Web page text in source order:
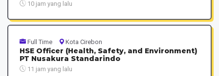
10 jam yang lalu
Full Time Kota Cirebon
HSE Officer (Health, Safety, and Environment)
PT Nusakura Standarindo
11 jam yang lalu